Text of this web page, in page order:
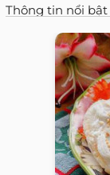
Thông tin nổi bật